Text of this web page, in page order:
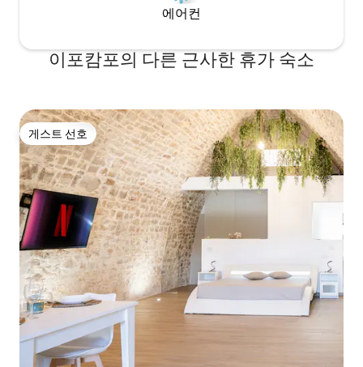
에어컨
이포캄포의 다른 근사한 휴가 숙소
게스트 선호
게스트 선호